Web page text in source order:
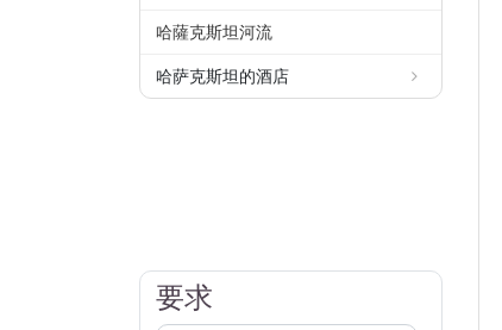
哈薩克斯坦河流
哈萨克斯坦的酒店
要求